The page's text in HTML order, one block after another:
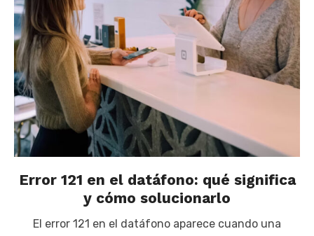
Error 121 en el datáfono: qué significa
y cómo solucionarlo
El error 121 en el datáfono aparece cuando una